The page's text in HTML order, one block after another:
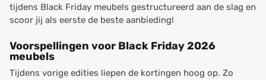
tijdens Black Friday meubels gestructureerd aan de slag en
scoor jij als eerste de beste aanbieding!
Voorspellingen voor Black Friday 2026
meubels
Tijdens vorige edities liepen de kortingen hoog op. Zo